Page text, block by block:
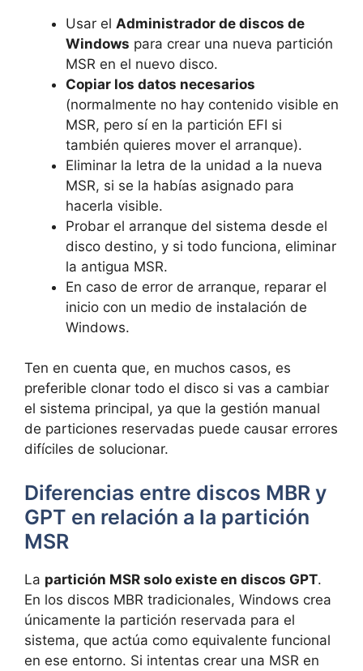
Usar el Administrador de discos de
Windows para crear una nueva partición
MSR en el nuevo disco.
Copiar los datos necesarios
(normalmente no hay contenido visible en
MSR, pero sí en la partición EFI si
también quieres mover el arranque).
Eliminar la letra de la unidad a la nueva
MSR, si se la habías asignado para
hacerla visible.
Probar el arranque del sistema desde el
disco destino, y si todo funciona, eliminar
la antigua MSR.
En caso de error de arranque, reparar el
inicio con un medio de instalación de
Windows.
Ten en cuenta que, en muchos casos, es
preferible clonar todo el disco si vas a cambiar
el sistema principal, ya que la gestión manual
de particiones reservadas puede causar errores
difíciles de solucionar.
Diferencias entre discos MBR y
GPT en relación a la partición
MSR
La partición MSR solo existe en discos GPT.
En los discos MBR tradicionales, Windows crea
únicamente la partición reservada para el
sistema, que actúa como equivalente funcional
en ese entorno. Si intentas crear una MSR en